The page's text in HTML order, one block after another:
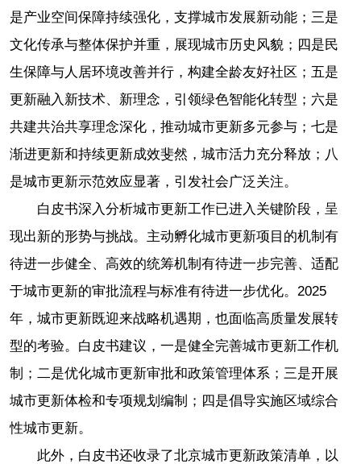
是产业空间保障持续强化，支撑城市发展新动能；三是
文化传承与整体保护并重，展现城市历史风貌；四是民
生保障与人居环境改善并行，构建全龄友好社区；五是
更新融入新技术、新理念，引领绿色智能化转型；六是
共建共治共享理念深化，推动城市更新多元参与；七是
渐进更新和持续更新成效斐然，城市活力充分释放；八
是城市更新示范效应显著，引发社会广泛关注。
白皮书深入分析城市更新工作已进入关键阶段，呈
现出新的形势与挑战。主动孵化城市更新项目的机制有
待进一步健全、高效的统筹机制有待进一步完善、适配
于城市更新的审批流程与标准有待进一步优化。2025
年，城市更新既迎来战略机遇期，也面临高质量发展转
型的考验。白皮书建议，一是健全完善城市更新工作机
制；二是优化城市更新审批和政策管理体系；三是开展
城市更新体检和专项规划编制；四是倡导实施区域综合
性城市更新。
此外，白皮书还收录了北京城市更新政策清单，以